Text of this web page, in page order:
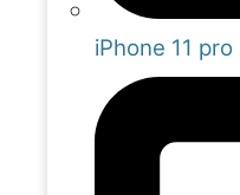
iPhone 11 pro